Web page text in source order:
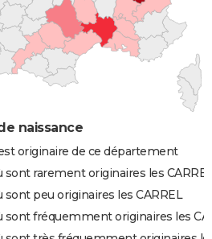
naissance
originaire de ce département
rarement originaires les
peu originaires les CARREL
fréquemment originaires les